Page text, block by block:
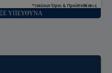
*Ισχύουν Όροι & Προϋποθέσεις
ΥΠΕΥΘΥΝΑ